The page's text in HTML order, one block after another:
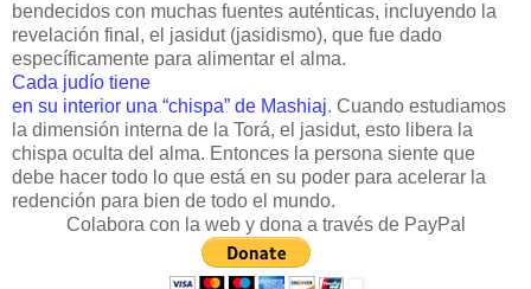
bendecidos con muchas fuentes auténticas, incluyendo la
revelación final, el jasidut (jasidismo), que fue dado
específicamente para alimentar el alma.
Cada judío tiene
en su interior una “chispa” de Mashiaj. Cuando estudiamos
la dimensión interna de la Torá, el jasidut, esto libera la
chispa oculta del alma. Entonces la persona siente que
debe hacer todo lo que está en su poder para acelerar la
redención para bien de todo el mundo.
Colabora con la web y dona a través de PayPal